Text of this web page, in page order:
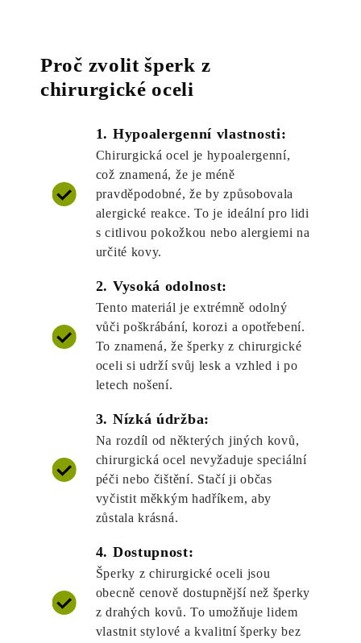
Proč zvolit šperk z
chirurgické oceli
1. Hypoalergenní vlastnosti:
Chirurgická ocel je hypoalergenní,
což znamená, že je méně
pravděpodobné, že by způsobovala
alergické reakce. To je ideální pro lidi
s citlivou pokožkou nebo alergiemi na
určité kovy.
2. Vysoká odolnost:
Tento materiál je extrémně odolný
vůči poškrábání, korozi a opotřebení.
To znamená, že šperky z chirurgické
oceli si udrží svůj lesk a vzhled i po
letech nošení.
3. Nízká údržba:
Na rozdíl od některých jiných kovů,
chirurgická ocel nevyžaduje speciální
péči nebo čištění. Stačí ji občas
vyčistit měkkým hadříkem, aby
zůstala krásná.
4. Dostupnost:
Šperky z chirurgické oceli jsou
obecně cenově dostupnější než šperky
z drahých kovů. To umožňuje lidem
vlastnit stylové a kvalitní šperky bez